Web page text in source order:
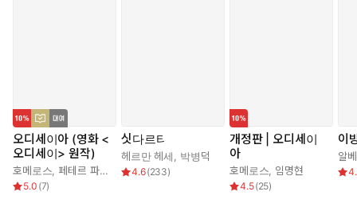
오디세이아 (영화 <
오디세이> 원작)
호메로스 페테르 파울 루벤스 ,박문재
5.0 (7)
싯다르타
헤르만 헤세 박병덕
4.6(233)
개정판 | 오디세이
아
호메로스 임명현
4.5(25)
이
알